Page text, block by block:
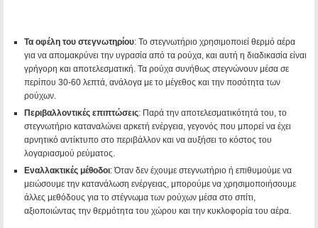
Τα οφέλη του στεγνωτηρίου: Το στεγνωτήριο χρησιμοποιεί θερμό αέρα
για να απομακρύνει την υγρασία από τα ρούχα, και αυτή η διαδικασία είναι
γρήγορη και αποτελεσματική. Τα ρούχα συνήθως στεγνώνουν μέσα σε
περίπου 30-60 λεπτά, ανάλογα με το μέγεθος και την ποσότητα των
ρούχων.
Περιβαλλοντικές επιπτώσεις: Παρά την αποτελεσματικότητά του, το
στεγνωτήριο καταναλώνει αρκετή ενέργεια, γεγονός που μπορεί να έχει
αρνητικό αντίκτυπο στο περιβάλλον και να αυξήσει το κόστος του
λογαριασμού ρεύματος.
Εναλλακτικές μέθοδοι: Όταν δεν έχουμε στεγνωτήριο ή επιθυμούμε να
μειώσουμε την κατανάλωση ενέργειας, μπορούμε να χρησιμοποιήσουμε
άλλες μεθόδους για το στέγνωμα των ρούχων μέσα στο σπίτι,
αξιοποιώντας την θερμότητα του χώρου και την κυκλοφορία του αέρα.